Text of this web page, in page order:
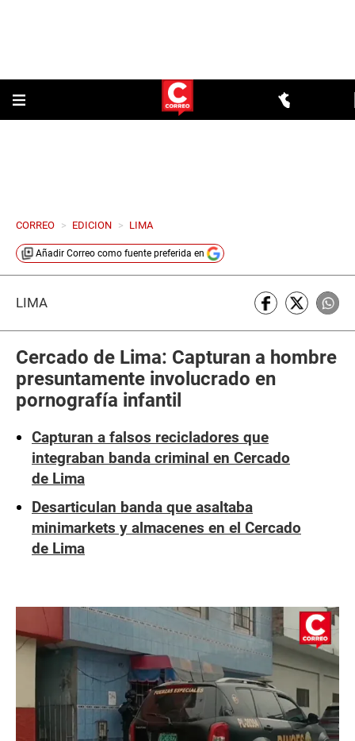
CORREO > EDICION > LIMA
Añadir Correo como fuente preferida en
LIMA
Cercado de Lima: Capturan a hombre
presuntamente involucrado en
pornografía infantil
Capturan a falsos recicladores que
integraban banda criminal en Cercado
de Lima
Desarticulan banda que asaltaba
minimarkets y almacenes en el Cercado
de Lima